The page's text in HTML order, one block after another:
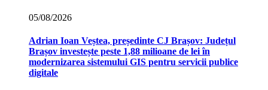
05/08/2026
Adrian Ioan Veștea, președinte CJ Brașov: Județul
Brașov investește peste 1,88 milioane de lei în
modernizarea sistemului GIS pentru servicii publice
digitale